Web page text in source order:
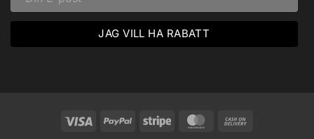
Visa PayPal Stripe MasterCard